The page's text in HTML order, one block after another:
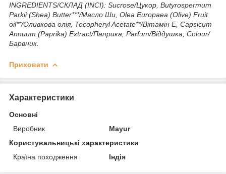
INGREDIENTS/СКЛАД (INCI): Sucrose/Цукор, Butyrospermum
Parkii (Shea) Butter***/Масло Ши, Olea Europaea (Olive) Fruit
oil**/Оливкова олія, Tocopheryl Acetate**/Вітамін Е, Capsicum
Annuum (Paprika) Extract/Паприка, Parfum/Віддушка, Colour/
Барвник.
Приховати
Характеристики
Основні
Виробник
Mayur
Користувальницькі характеристики
Країна походження
Індія